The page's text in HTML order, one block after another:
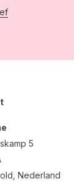
5
Nederland